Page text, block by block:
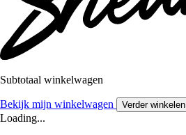
Subtotaal winkelwagen
Bekijk mijn winkelwagen Verder winkelen
Loading...